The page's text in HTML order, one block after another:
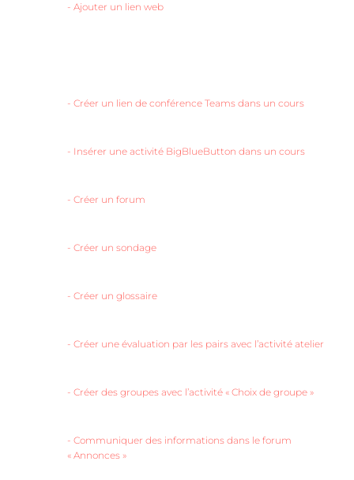
- Ajouter un lien web
- Créer un lien de conférence Teams dans un cours
- Insérer une activité BigBlueButton dans un cours
- Créer un forum
- Créer un sondage
- Créer un glossaire
- Créer une évaluation par les pairs avec l’activité atelier
- Créer des groupes avec l’activité « Choix de groupe »
- Communiquer des informations dans le forum
« Annonces »